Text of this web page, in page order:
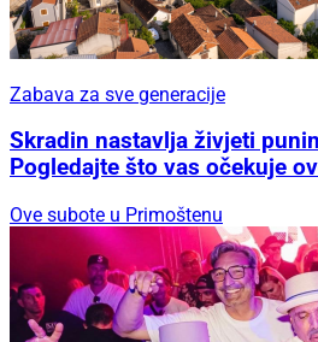
Zabava za sve generacije
Skradin nastavlja živjeti
Pogledajte što vas očekuje
Ove subote u Primoštenu